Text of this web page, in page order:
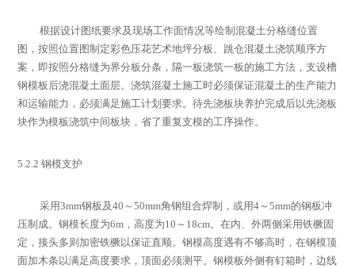
根据设计图纸要求及现场工作面情况等绘制混凝土分格缝位置
图，按照位置图制定彩色压花艺术地坪分板、跳仓混凝土浇筑顺序方
案，即按照分格缝为界分板分条，隔一板浇筑一板的施工方法，支设槽
钢模板后浇混凝土面层。浇筑混凝土施工时必须保证混凝土的生产能力
和运输能力，必须满足施工计划要求。待先浇板块养护完成后以先浇板
块作为模板浇筑中间板块，省了重复支模的工序操作。
5.2.2钢模支护
采用3mm钢板及40 ～50mm角钢组合焊制，或用4 ～5mm的钢板冲
压制成。钢模长度为6m ，高度为10 ～ 18cm。在内、外两侧采用铁橛固
定，接头多则加密铁橛以保证直顺。钢模高度遇有不够高时，在钢模顶
面加木条以满足高度要求，顶面必须测平。钢模板外侧有钉箱时，边线